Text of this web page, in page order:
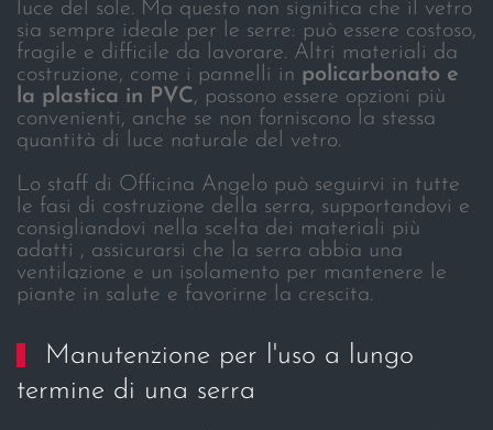
luce del sole. Ma questo non significa che il vetro
sia sempre ideale per le serre: può essere costoso,
fragile e difficile da lavorare. Altri materiali da
costruzione, come i pannelli in policarbonato e
la plastica in PVC, possono essere opzioni più
convenienti, anche se non forniscono la stessa
quantità di luce naturale del vetro.
Lo staff di Officina Angelo può seguirvi in tutte
le fasi di costruzione della serra, supportandovi e
consigliandovi nella scelta dei materiali più
adatti , assicurarsi che la serra abbia una
ventilazione e un isolamento per mantenere le
piante in salute e favorirne la crescita.
Manutenzione per l'uso a lungo
termine di una serra